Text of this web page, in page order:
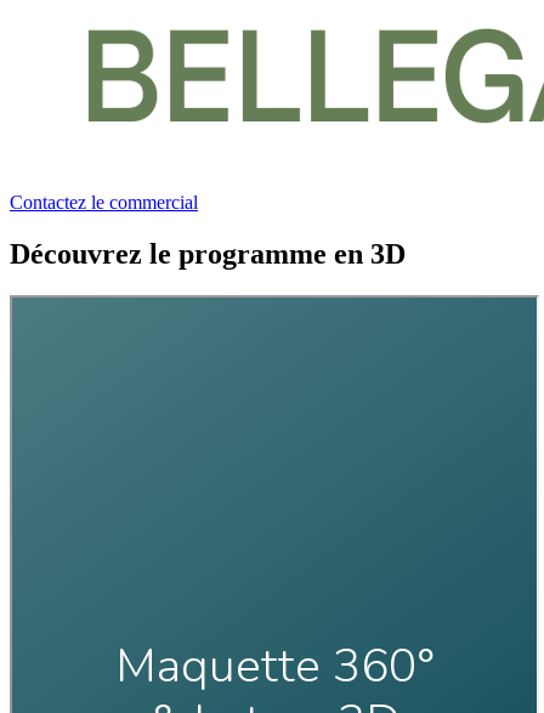
Contactez le commercial
Découvrez le programme en 3D